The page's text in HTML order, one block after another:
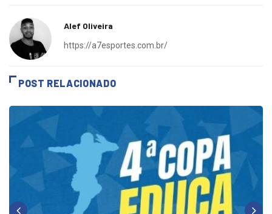
Alef Oliveira
https://a7esportes.com.br/
POST RELACIONADO